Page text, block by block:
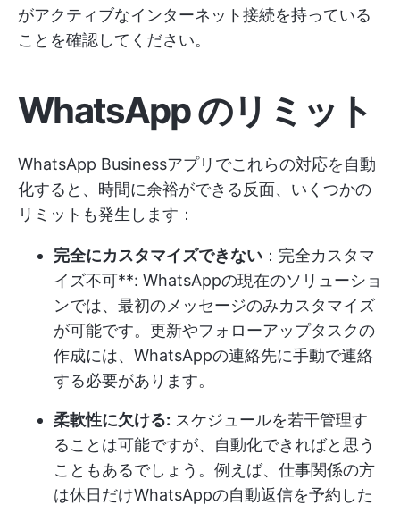
がアクティブなインターネット接続を持っている
ことを確認してください。
WhatsApp のリミット
WhatsApp Businessアプリでこれらの対応を自動
化すると、時間に余裕ができる反面、いくつかの
リミットも発生します：
完全にカスタマイズできない ：完全カスタマ
イズ不可**: WhatsAppの現在のソリューショ
ンでは、最初のメッセージのみカスタマイズ
が可能です。更新やフォローアップタスクの
作成には、WhatsAppの連絡先に手動で連絡
する必要があります。
柔軟性に欠ける: スケジュールを若干管理す
ることは可能ですが、自動化できればと思う
こともあるでしょう。例えば、仕事関係の方
は休日だけWhatsAppの自動返信を予約した